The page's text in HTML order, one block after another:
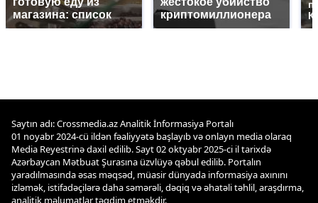
магазина: список
криптомиллионера
Saytın adı: Crossmedia.az Analitik İnformasiya Portalı
01 noyabr 2024-cü ildən fəaliyyətə başlayıb və onlayn media olaraq
Media Reyestrinə daxil edilib. Sayt 02 oktyabr 2025-ci il tarixdə
Azərbaycan Mətbuat Şurasına üzvlüyə qəbul edilib. Portalın
yaradılmasında əsas məqsəd, müasir dünyada informasiya axınını
izləmək, istifadəçilərə daha səmərəli, dəqiq və əhatəli təhlil, araşdırma,
analitik məlumatlar təqdim etməkdir.